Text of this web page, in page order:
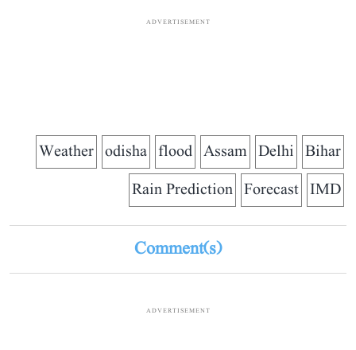
ADVERTISEMENT
Bihar
Delhi
Assam
flood
odisha
Weather
IMD
Forecast
Rain Prediction
Comment(s)
ADVERTISEMENT